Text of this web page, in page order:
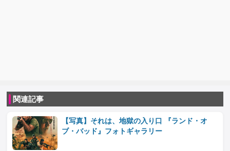
関連記事
【写真】それは、地獄の入り口 『ランド・オ
ブ・バッド』フォトギャラリー